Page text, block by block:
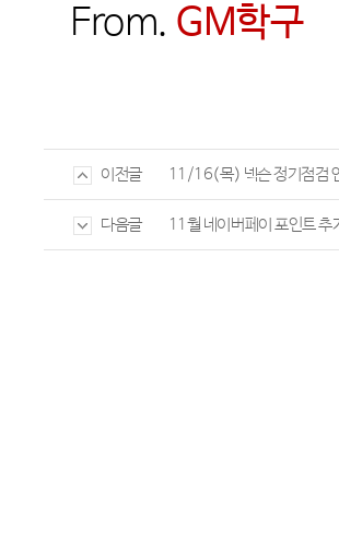
From. GM학구
이전글 11/16(목) 넥슨 정기점검
다음글 11월 네이버페이 포인트 추